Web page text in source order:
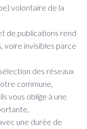
volontaire de la
de publications rend
voire invisibles parce
des réseaux
commune,
vous oblige à une
une durée de